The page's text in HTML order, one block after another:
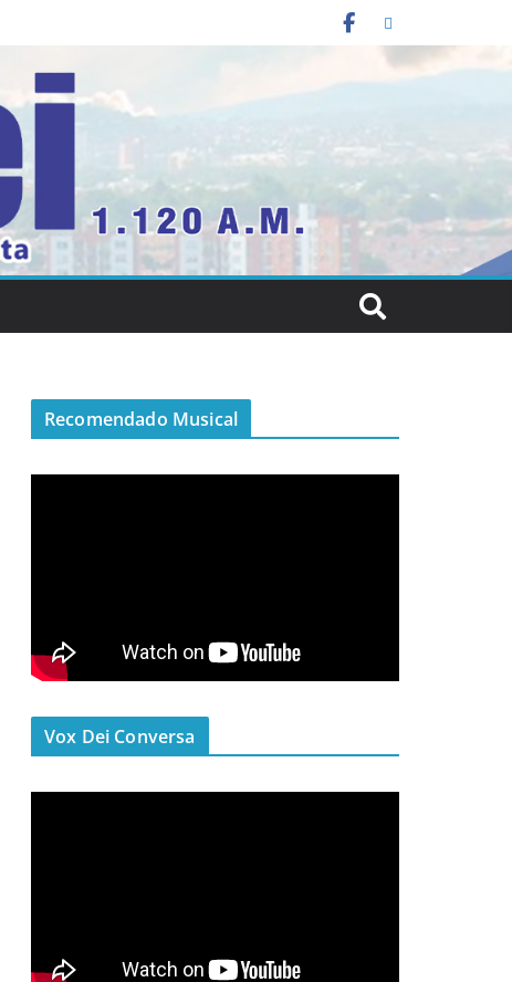
Recomendado Musical
Vox Dei Conversa